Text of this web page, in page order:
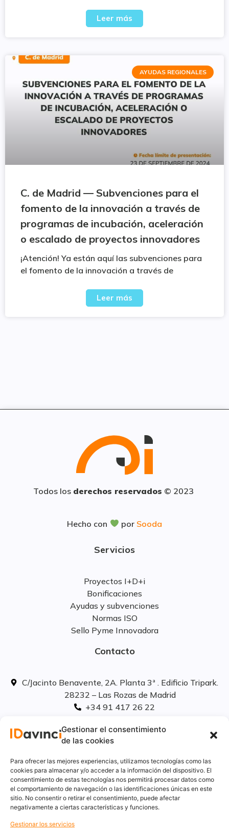
Gestionar el consentimiento
de las cookies
Para ofrecer las mejores experiencias, utilizamos tecnologías como las
cookies para almacenar y/o acceder a la información del dispositivo. El
consentimiento de estas tecnologías nos permitirá procesar datos como
el comportamiento de navegación o las identificaciones únicas en este
sitio. No consentir o retirar el consentimiento, puede afectar
negativamente a ciertas características y funciones.
Gestionar los servicios
Leer más
AYUDAS REGIONALES
C. de Madrid — Subvenciones para el
fomento de la innovación a través de
programas de incubación, aceleración
o escalado de proyectos innovadores
¡Atención! Ya están aquí las subvenciones para
el fomento de la innovación a través de
Leer más
Todos los derechos reservados © 2023
Hecho con por Sooda
Servicios
Proyectos I+D+i
Bonificaciones
Ayudas y subvenciones
Normas ISO
Sello Pyme Innovadora
Contacto
C/Jacinto Benavente, 2A. Planta 3ª . Edificio Tripark.
28232 – Las Rozas de Madrid
+34 91 417 26 22
linkedIn
Aviso Legal
Privacidad
Cookies